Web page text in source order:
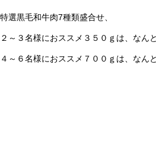
特選黒毛和牛肉7種類盛合せ、
２～３名様におススメ３５０ｇは、なん
４～６名様におススメ７００ｇは、なん